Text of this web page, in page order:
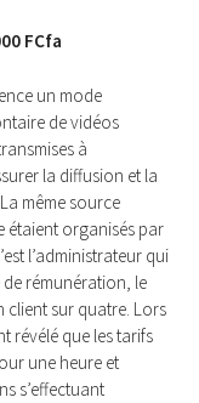
FCfa
un mode
de vidéos
à
la diffusion et la
même source
étaient organisés par
l’administrateur qui
rémunération, le
sur quatre. Lors
révélé que les tarifs
une heure et
s’effectuant